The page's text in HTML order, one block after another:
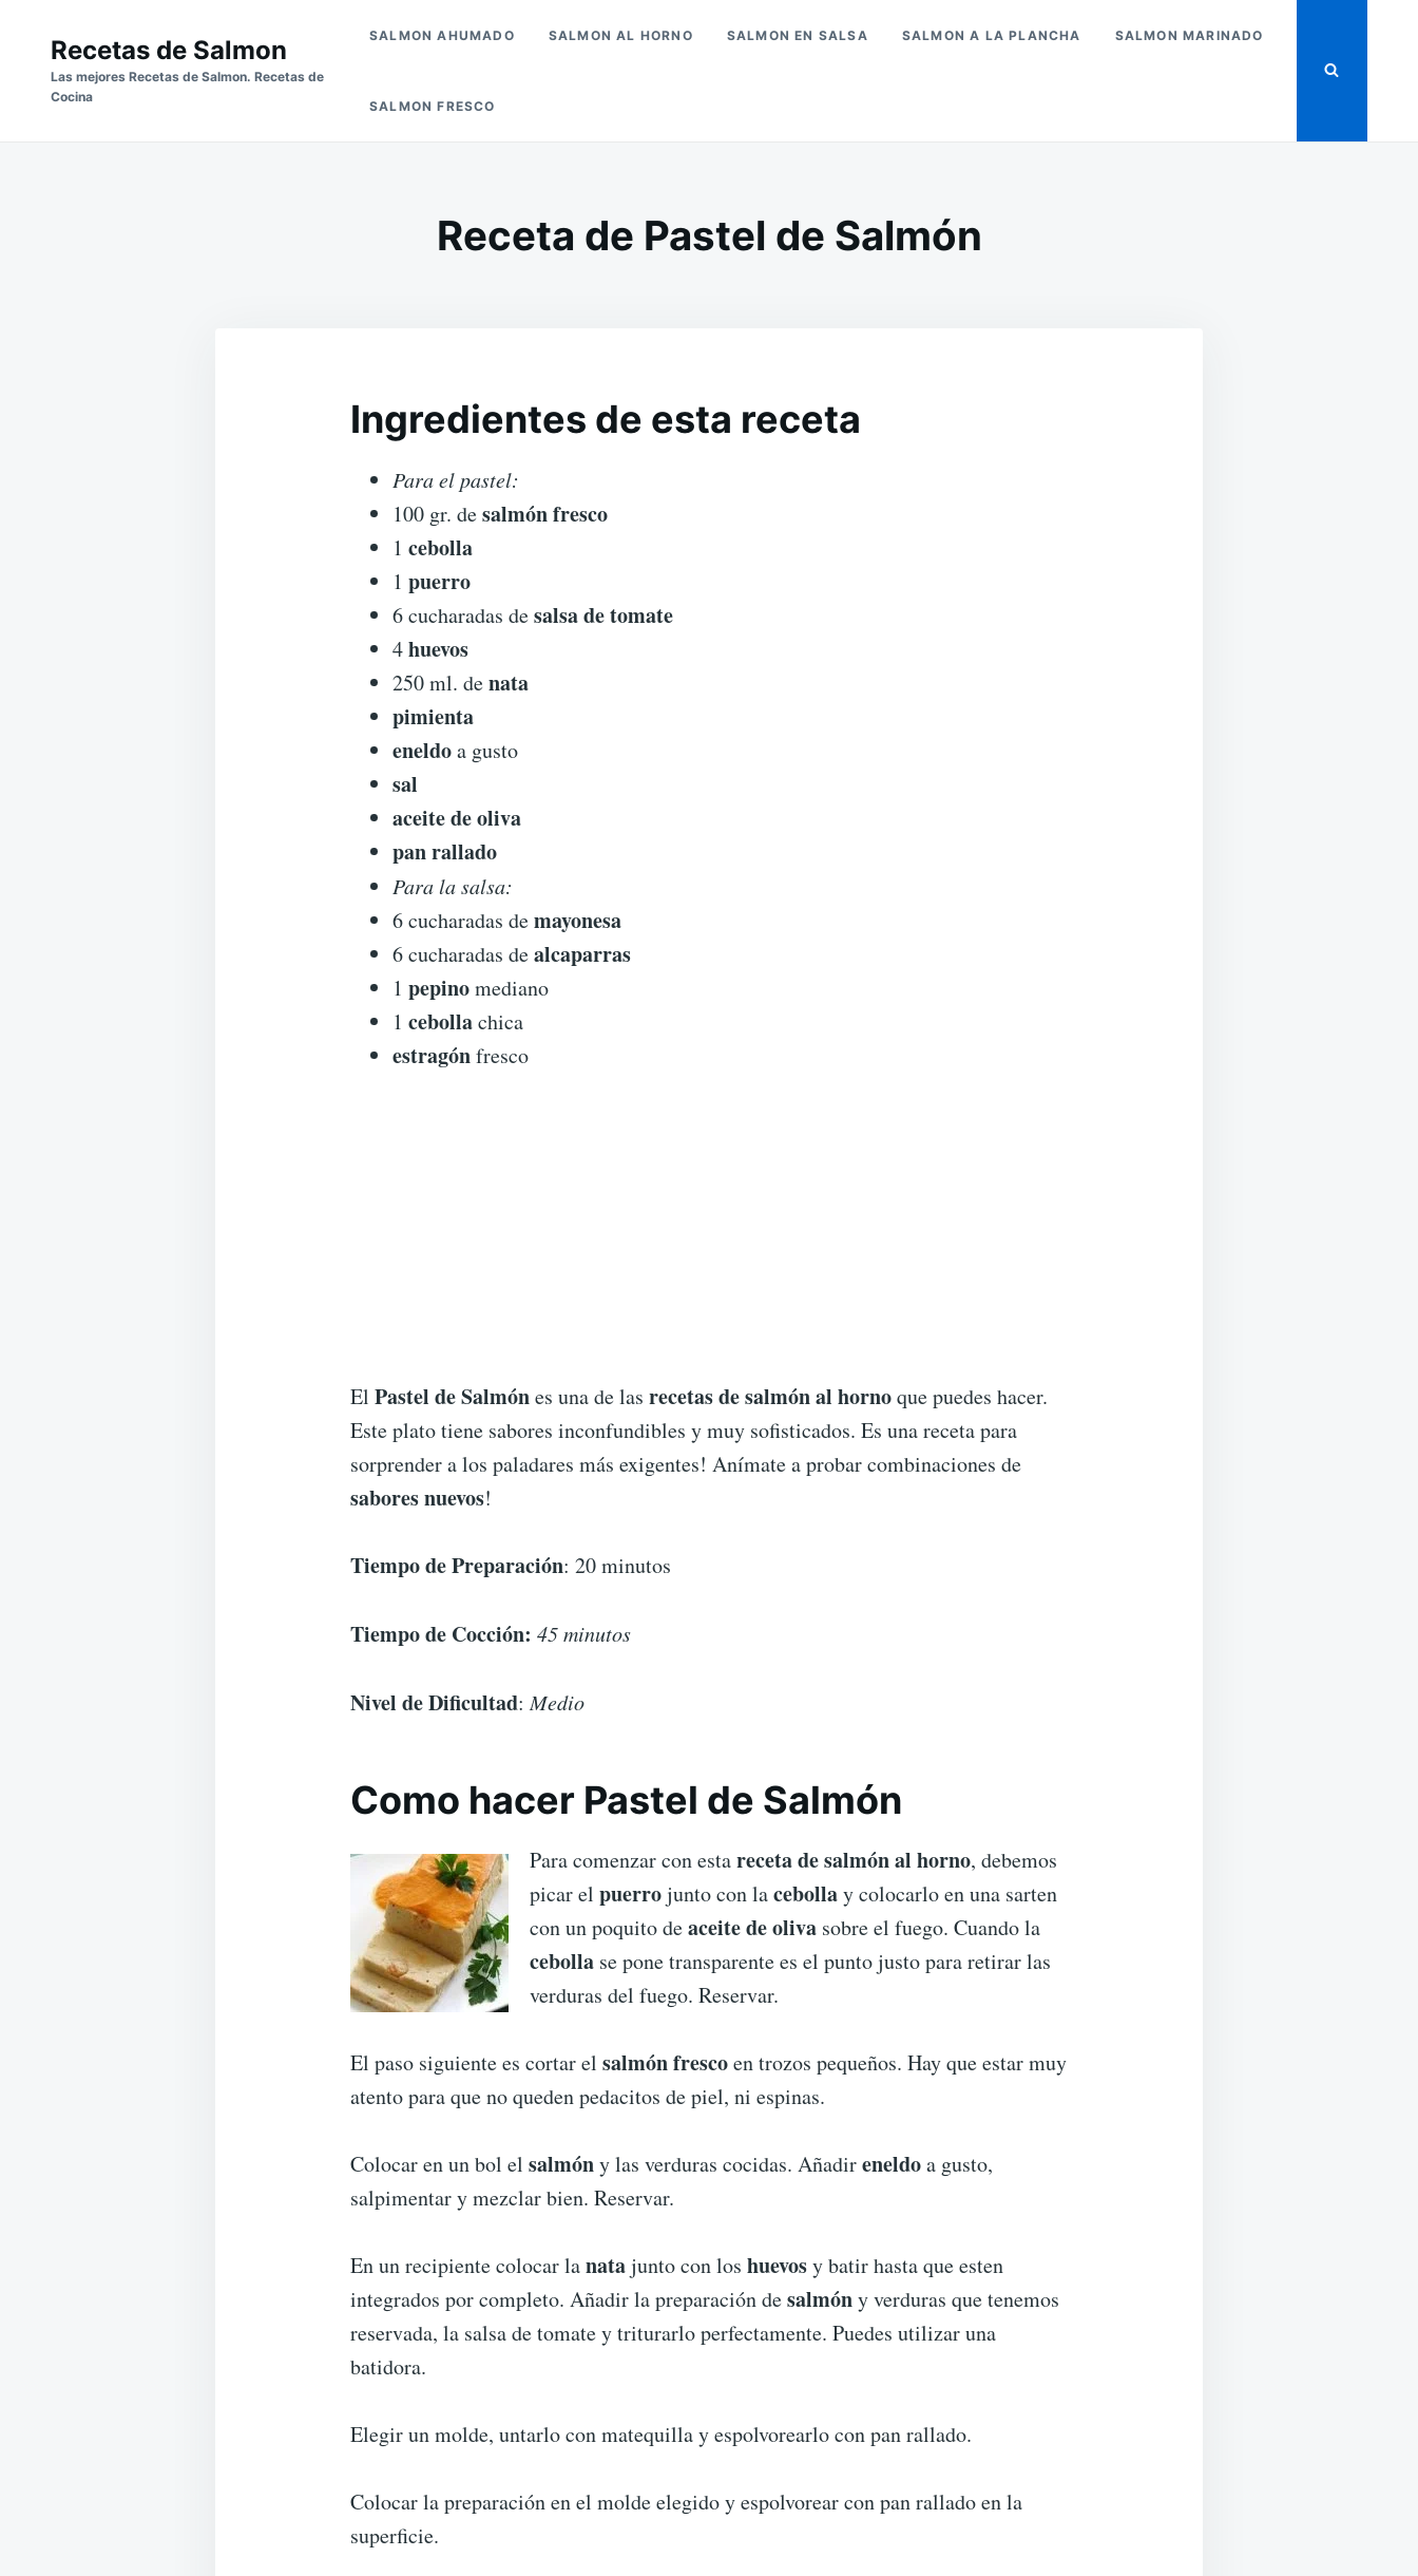
content
Recetas de Salmon
Las mejores Recetas de Salmon. Recetas de
Cocina
SALMON AHUMADO SALMON AL HORNO SALMON EN SALSA SALMON A LA PLANCHA SALMON MARINADO
SALMON FRESCO
Receta de Pastel de Salmón
Ingredientes de esta receta
Para el pastel:
100 gr. desalmón fresco
1 cebolla
1 puerro
6 cucharadas desalsa de tomate
4huevos
250 ml. denata
pimienta
eneldoa gusto
sal
aceite de oliva
pan rallado
Para la salsa:
6 cucharadas demayonesa
6 cucharadas dealcaparras
1 pepinomediano
1 cebollachica
estragónfresco
El Pastel de Salmónes una de las recetas de salmón al hornoque puedes hacer.
Este plato tiene sabores inconfundibles y muy sofisticados. Es una receta para
sorprender a los paladares más exigentes! Anímate a probar combinaciones de
sabores nuevos!
Tiempo de Preparación: 20 minutos
Tiempo de Cocción: 45 minutos
Nivel de Dificultad:Medio
Como hacer Pastel de Salmón
Para comenzar con estareceta de salmón al horno, debemos
picar el puerrojunto con lacebollay colocarlo en una sarten
con un poquito deaceite de oliva sobre el fuego. Cuando la
cebolla se pone transparente es el punto justo para retirar las
verduras del fuego. Reservar.
El paso siguiente es cortar el salmón frescoen trozos pequeños. Hay que estar muy
atento para que no queden pedacitos de piel, ni espinas.
Colocar en un bol el salmóny las verduras cocidas. Añadireneldoa gusto,
salpimentar y mezclar bien. Reservar.
En un recipiente colocar lanatajunto con los huevosy batir hasta que esten
integrados por completo. Añadir la preparación desalmóny verduras que tenemos
reservada, la salsa de tomate y triturarlo perfectamente. Puedes utilizar una
batidora.
Elegir un molde, untarlo con matequilla y espolvorearlo con pan rallado.
Colocar la preparación en el molde elegido y espolvorear con pan rallado en la
superficie.